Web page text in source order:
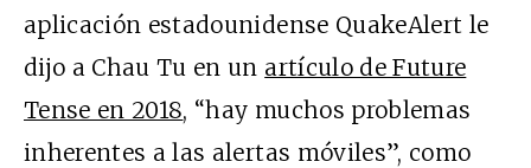
aplicación estadounidense QuakeAlert le
dijo a Chau Tu en un artículo de Future
Tense en 2018, “hay muchos problemas
inherentes a las alertas móviles”, como